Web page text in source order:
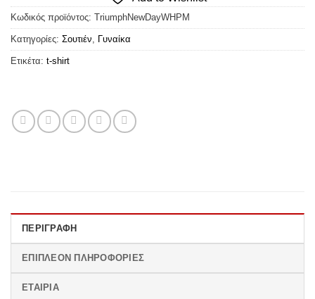
Κωδικός προϊόντος: TriumphNewDayWHPM
Κατηγορίες: Σουτιέν Γυναίκα
Ετικέτα: t-shirt
ΠΕΡΙΓΡΑΦΉ
ΕΠΙΠΛΈΟΝ ΠΛΗΡΟΦΟΡΊΕΣ
ΕΤΑΙΡΊΑ